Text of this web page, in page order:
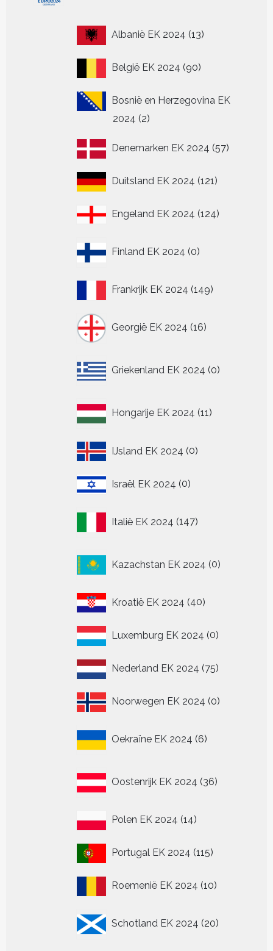
Albanië EK 2024 1313
België EK 2024 9090
Bosnië en Herzegovina EK
2024 22
Denemarken EK 2024 5757
Duitsland EK 2024 121121
Engeland EK 2024 124124
Finland EK 2024 0
producten
Frankrijk EK 2024 149149
Georgië EK 2024 16
producten
Griekenland EK 2024 0
producten
Hongarije EK 2024 11
producten
IJsland EK 2024 00
Israël EK 2024 00
Italië EK 2024 147
producten
Kazachstan EK 2024 0
producten
Kroatië EK 2024 4040
Luxemburg EK 2024 00
Nederland EK 2024 7575
Noorwegen EK 2024 00
Oekraïne EK 2024 6
producten
Oostenrijk EK 2024 36
producten
Polen EK 2024 1414
Portugal EK 2024 115115
Roemenië EK 2024 1010
Schotland EK 2024 20
producten